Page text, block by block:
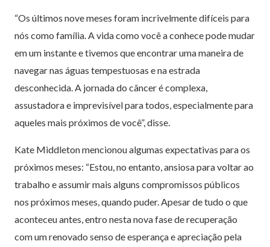
“Os últimos nove meses foram incrivelmente difíceis para
nós como família. A vida como você a conhece pode mudar
em um instante e tivemos que encontrar uma maneira de
navegar nas águas tempestuosas e na estrada
desconhecida. A jornada do câncer é complexa,
assustadora e imprevisível para todos, especialmente para
aqueles mais próximos de você”, disse.
Kate Middleton mencionou algumas expectativas para os
próximos meses: “Estou, no entanto, ansiosa para voltar ao
trabalho e assumir mais alguns compromissos públicos
nos próximos meses, quando puder. Apesar de tudo o que
aconteceu antes, entro nesta nova fase de recuperação
com um renovado senso de esperança e apreciação pela